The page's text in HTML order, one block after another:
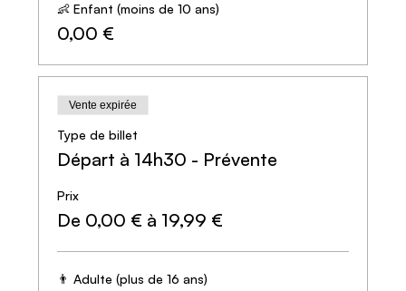
👶 Enfant (moins de 10 ans)
0,00 €
Vente expirée
Type de billet
Départ à 14h30 - Prévente
Prix
De 0,00 € à 19,99 €
👨 Adulte (plus de 16 ans)